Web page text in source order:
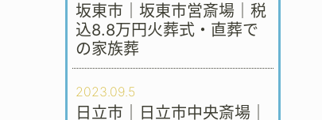
坂東市｜坂東市営斎場｜税
込8.8万円火葬式・直葬で
の家族葬
2023.09.5
日立市｜日立市中央斎場｜